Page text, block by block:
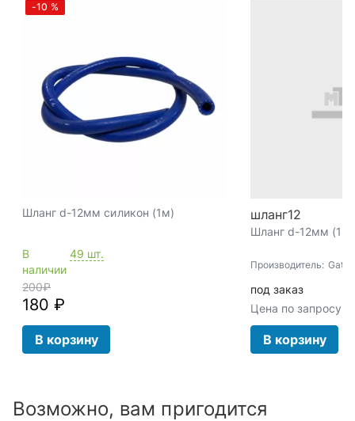
-10 %
Шланг d-12мм силикон (1м)
В
наличии
49 шт.
200₽
180 ₽
В корзину
шланг12
Шланг d-12мм (1м)
Производитель: Gates
под заказ
Цена по запросу
В корзину
Возможно, вам пригодится